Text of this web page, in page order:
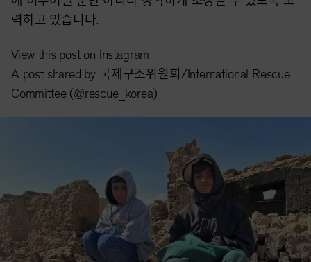
력하고 있습니다.
View this post on Instagram
A post shared by 국제구조위원회/International Rescue
Committee (@rescue_korea)